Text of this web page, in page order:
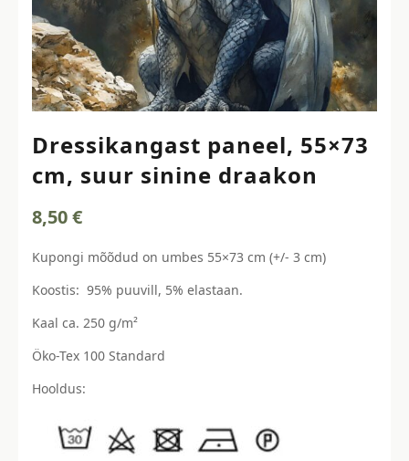
Dressikangast paneel, 55×73
cm, suur sinine draakon
8,50€
Kupongi mõõdud on umbes 55×73 cm (+/- 3 cm)
Koostis: 95% puuvill, 5% elastaan.
Kaal ca. 250 g/m²
Öko-Tex 100 Standard
Hooldus: